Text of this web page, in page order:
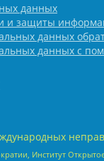
данных
и защиты
данных
данных с
Институт